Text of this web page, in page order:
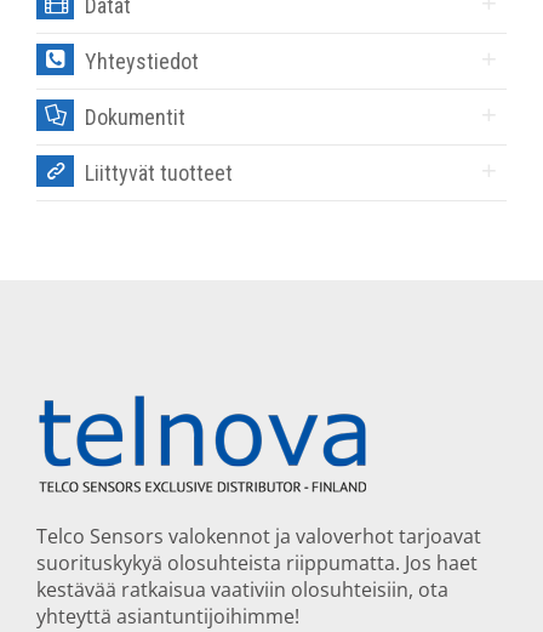
Datat
Yhteystiedot
Dokumentit
Liittyvät tuotteet
Telco Sensors valokennot ja valoverhot tarjoavat
suorituskykyä olosuhteista riippumatta. Jos haet
kestävää ratkaisua vaativiin olosuhteisiin, ota
yhteyttä asiantuntijoihimme!